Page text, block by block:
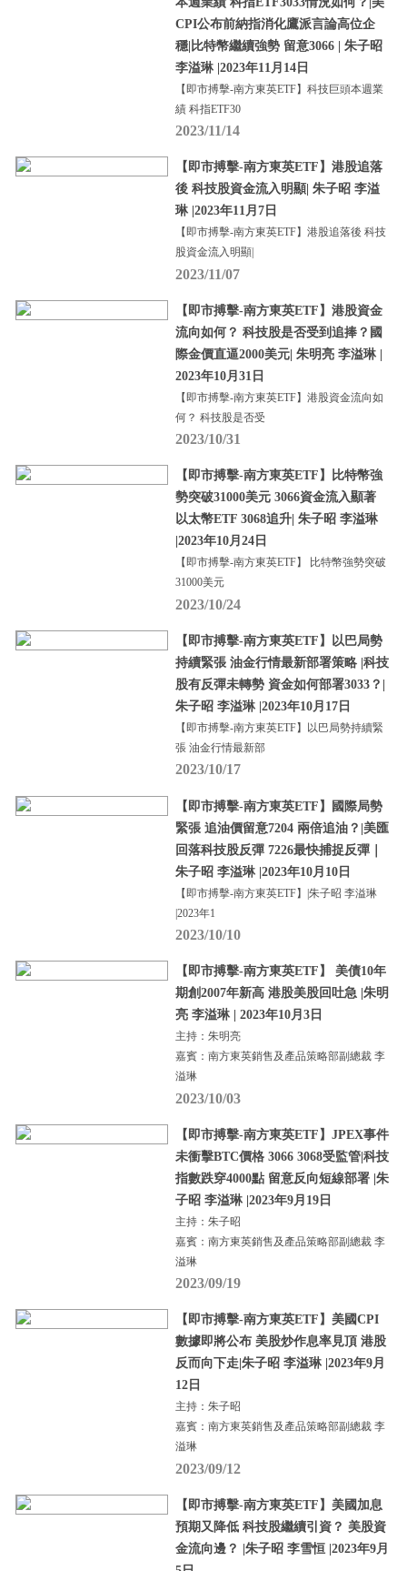
CPI公布前納指消化鷹派言論高位企
穩|比特幣繼續強勢 留意3066 | 朱子昭
李溢琳 |2023年11月14日
【即市搏擊-南方東英ETF】科技巨頭本週業
績 科指ETF30
2023/11/14
【即市搏擊-南方東英ETF】港股追落
後 科技股資金流入明顯| 朱子昭 李溢
琳 |2023年11月7日
【即市搏擊-南方東英ETF】港股追落後 科技
股資金流入明顯|
2023/11/07
【即市搏擊-南方東英ETF】港股資金
流向如何？ 科技股是否受到追捧？國
際金價直逼2000美元| 朱明亮 李溢琳 |
2023年10月31日
【即市搏擊-南方東英ETF】港股資金流向如
何？ 科技股是否受
2023/10/31
【即市搏擊-南方東英ETF】比特幣強
勢突破31000美元 3066資金流入顯著
以太幣ETF 3068追升| 朱子昭 李溢琳
|2023年10月24日
【即市搏擊-南方東英ETF】 比特幣強勢突破
31000美元
2023/10/24
【即市搏擊-南方東英ETF】以巴局勢
持續緊張 油金行情最新部署策略 |科技
股有反彈未轉勢 資金如何部署3033？|
朱子昭 李溢琳 |2023年10月17日
【即市搏擊-南方東英ETF】以巴局勢持續緊
張 油金行情最新部
2023/10/17
【即市搏擊-南方東英ETF】國際局勢
緊張 追油價留意7204 兩倍追油？|美匯
回落科技股反彈 7226最快捕捉反彈｜
朱子昭 李溢琳 |2023年10月10日
【即市搏擊-南方東英ETF】|朱子昭 李溢琳
|2023年1
2023/10/10
【即市搏擊-南方東英ETF】 美債10年
期創2007年新高 港股美股回吐急 |朱明
亮 李溢琳 | 2023年10月3日
主持：朱明亮
嘉賓：南方東英銷售及產品策略部副總裁 李
溢琳
2023/10/03
【即市搏擊-南方東英ETF】JPEX事件
未衝擊BTC價格 3066 3068受監管|科技
指數跌穿4000點 留意反向短線部署 |朱
子昭 李溢琳 |2023年9月19日
主持：朱子昭
嘉賓：南方東英銷售及產品策略部副總裁 李
溢琳
2023/09/19
【即市搏擊-南方東英ETF】美國CPI
數據即將公布 美股炒作息率見頂 港股
反而向下走|朱子昭 李溢琳 |2023年9月
12日
主持：朱子昭
嘉賓：南方東英銷售及產品策略部副總裁 李
溢琳
2023/09/12
【即市搏擊-南方東英ETF】美國加息
預期又降低 科技股繼續引資？ 美股資
金流向邊？ |朱子昭 李雪恒 |2023年9月